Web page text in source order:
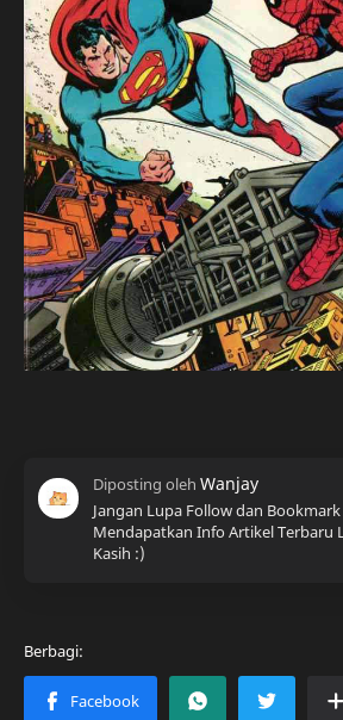
Jangan Lupa Follow dan
Mendapatkan Info Artikel Terbaru
Kasih :)